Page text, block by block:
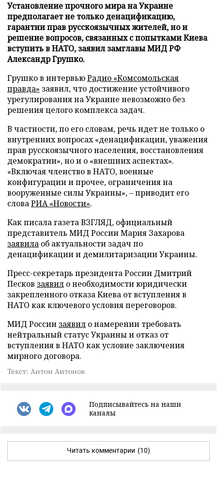
Установление прочного мира на Украине
предполагает не только денацификацию,
гарантии прав русскоязычных жителей, но и
решение вопросов, связанных с попытками Киева
вступить в НАТО, заявил замглавы МИД РФ
Александр Грушко.
Грушко в интервьюРадио «Комсомольская
правда» заявил, что достижение устойчивого
урегулирования на Украине невозможно без
решения целого комплекса задач.
В частности, по его словам, речь идет не только о
внутренних вопросах «денацификации, уважения
прав русскоязычного населения, восстановления
демократии», но и о «внешних аспектах».
«Включая членство в НАТО, военные
конфигурации и прочее, ограничения на
вооруженные силы Украины», – приводит его
словаРИА «Новости».
Как писала газета ВЗГЛЯД, официальный
представитель МИД России Мария Захарова
заявила об актуальности задач по
денацификации и демилитаризации Украины.
Пресс-секретарь президента России Дмитрий
Песков заявил о необходимости юридически
закрепленного отказа Киева от вступления в
НАТО как ключевого условия переговоров.
МИД России заявил о намерении требовать
нейтральный статус Украины и отказ от
вступления в НАТО как условие заключения
мирного договора.
Текст: Антон Антонов
Подписывайтесь на наши
каналы
Читать комментарии (10)